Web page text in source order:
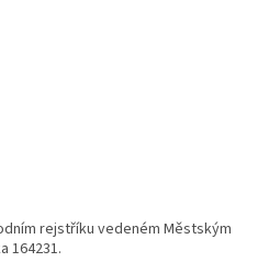
rejstříku vedeném Městským
164231.